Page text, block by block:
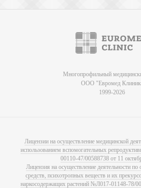
Многопрофильный
ООО "Евромед
1999-2026
Лицензии на осуществление медицинской
использованием вспомогательных
00110-47/00588738 от 11
Лицензия на осуществление деятельности по
средств, психотропных веществ и их
наркосодержащих растений №Л017-01148-78/